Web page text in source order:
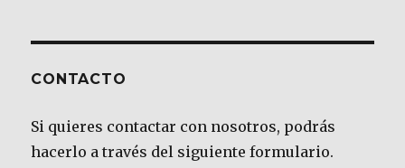
CONTACTO
Si quieres contactar con nosotros, podrás
hacerlo a través del siguiente formulario.